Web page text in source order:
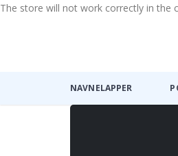
The store will not work correctly in the
NAVNELAPPER